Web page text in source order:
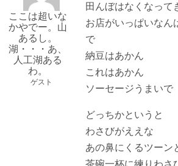
ここは超いな
かやでー。山
あるし。
湖・・・あ、
人工湖ある
わ。
ゲスト
田んぼはなくなって
お店がいっぱいなん
で
納豆はあかん
これはあかん
ソーセージうまいで
どっちかというと
わさびがええな
あの鼻にくるツーン
茶碗一杯に練りわさ